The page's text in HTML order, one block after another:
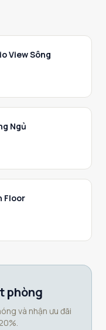
View Sông
Ngủ
Floor
phòng
và nhận ưu đãi